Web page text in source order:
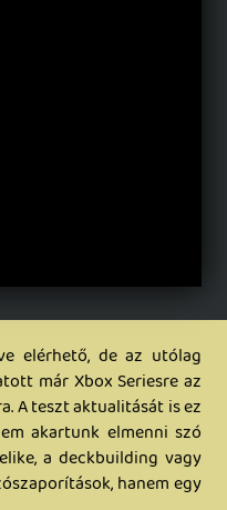
elérhető, de az utólag
már Xbox Seriesre az
A teszt aktualitását is ez
akartunk elmenni szó
a deckbuilding vagy
hanem egy